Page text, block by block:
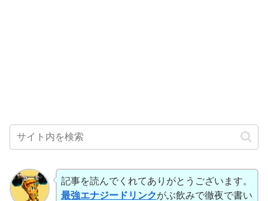
記事を読んでくれてありがとうございます。
最強エナジードリンクがぶ飲みで徹夜で書い